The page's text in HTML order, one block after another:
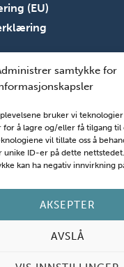
samtykke for
bruker vi
for å lagre og/eller få tilgang
vil tillate oss å
ID-er på dette
kan ha negativ innvirkning
AKSEPTER
AVSLÅ
(EU)